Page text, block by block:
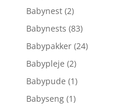
Babynest (2)
Babynests (83)
Babypakker (24)
Babypleje (2)
Babypude (1)
Babyseng (1)